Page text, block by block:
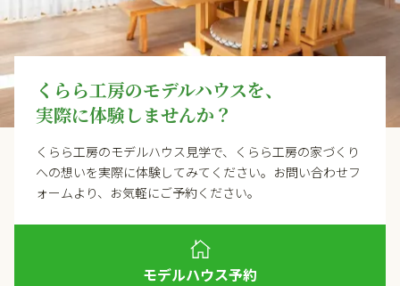
くらら工房のモデルハウスを、
実際に体験しませんか？
くらら工房のモデルハウス見学で、くらら工房の家づくり
への想いを実際に体験してみてください。お問い合わせフ
ォームより、お気軽にご予約ください。
モデルハウス予約